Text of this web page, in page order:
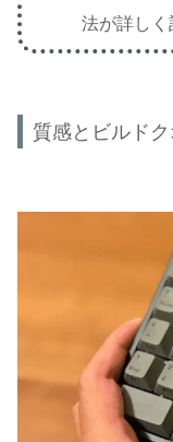
法が詳しく
質感とビルドク